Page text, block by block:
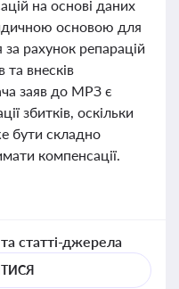
на основі даних
основою для
за рахунок репарацій
та внесків
заяв до МРЗ є
збитків, оскільки
бути складно
компенсації.
статті-джерела